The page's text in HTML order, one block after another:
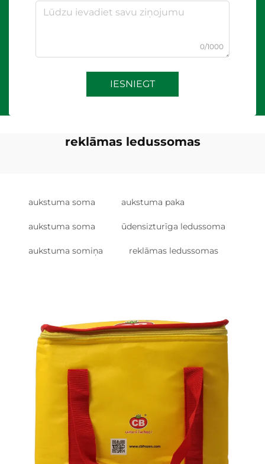
0/1000
IESNIEGT
reklāmas ledussomas
aukstuma soma aukstuma paka
aukstuma soma ūdensizturīga ledussoma
aukstuma somiņa reklāmas ledussomas